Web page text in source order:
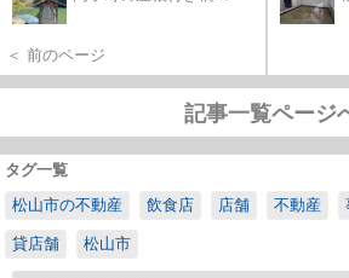
＜ 前のページ
記事一覧ページ
タグ一覧
松山市の不動産
飲食店 店舗 不動産
貸店舗 松山市